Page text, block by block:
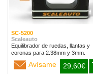
SC-5200
Scaleauto
Equilibrador de ruedas, llantas y
coronas para 2.38mm y 3mm.
Avísame 29,60€